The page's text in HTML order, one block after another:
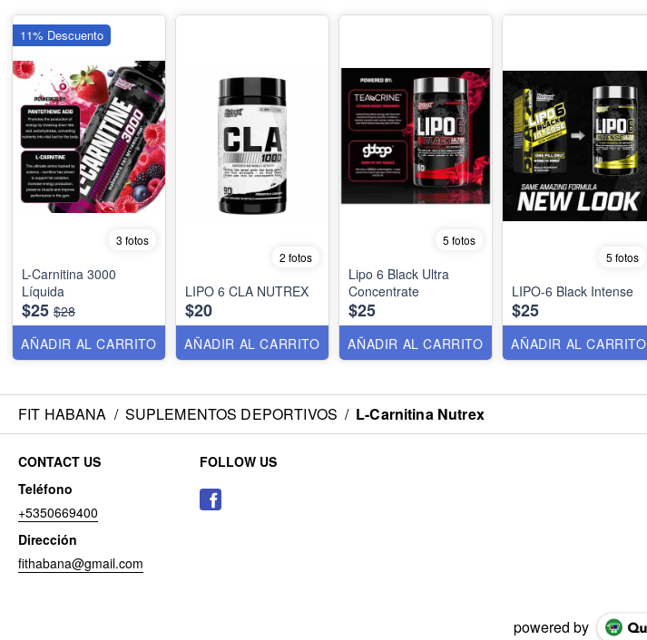
3 fotos
L-Carnitina 3000
Líquida
$25 $28
AÑADIR AL CARRITO
11% Descuento
2 fotos
LIPO 6 CLA NUTREX
$20
AÑADIR AL CARRITO
5 fotos
Lipo 6 Black Ultra
Concentrate
$25
AÑADIR AL CARRITO
5 fotos
LIPO-6 Black Intense
$25
AÑADIR AL CARRITO
FIT HABANA / SUPLEMENTOS DEPORTIVOS / L-Carnitina Nutrex
CONTACT US
Teléfono
+5350669400
Dirección
fithabana@gmail.com
FOLLOW US
powered by